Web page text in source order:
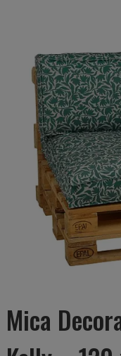
Mica